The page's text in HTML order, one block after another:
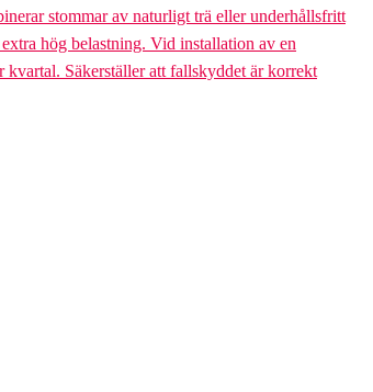
stommar av naturligt trä eller underhållsfritt
hög belastning. Vid installation av en
Säkerställer att fallskyddet är korrekt